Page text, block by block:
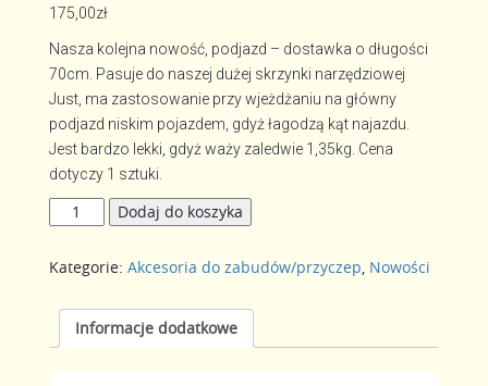
175,00zł
Nasza kolejna nowość, podjazd – dostawka o długości
70cm. Pasuje do naszej dużej skrzynki narzędziowej
Just, ma zastosowanie przy wjeżdżaniu na główny
podjazd niskim pojazdem, gdyż łagodzą kąt najazdu.
Jest bardzo lekki, gdyż waży zaledwie 1,35kg. Cena
dotyczy 1 sztuki.
ilość
PODJAZD
NOWY
RAMY
Dodaj do koszyka
Kategorie: Akcesoria do zabudów/przyczep, Nowości
Informacje dodatkowe